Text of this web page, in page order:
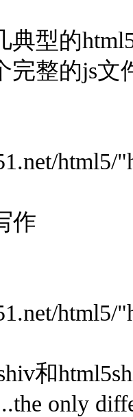
典型的
完整的js
html5/
作
html5/
和
only